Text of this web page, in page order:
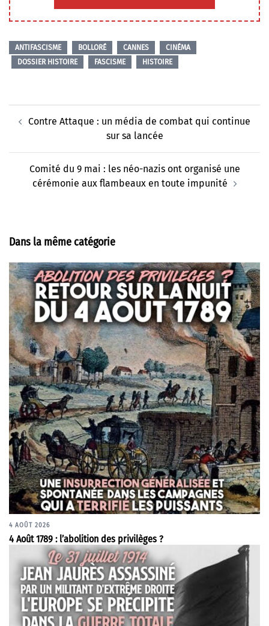
ANTIFASCISME BOLLORÉ CANNES
CINÉMA
DOSSIER HISTOIRE
FASCISME HISTOIRE
d’article
Contre Attaque : un média de combat qui continue
sur sa lancée
Comité du 9 mai : les néo-nazis ont organisé une
cérémonie aux flambeaux en toute impunité
Dans la même catégorie
4 AOÛT 2026
4 Août 1789 : l’abolition des privilèges ?